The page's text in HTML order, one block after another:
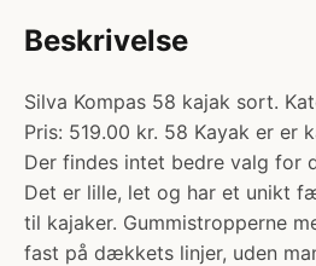
Beskrivelse
Silva Kompas 58 kajak sort.
Pris: 519.00 kr. 58 Kayak er er
Der findes intet bedre valg for
Det er lille, let og har et unikt
til kajaker. Gummistropperne
fast på dækkets linjer, uden